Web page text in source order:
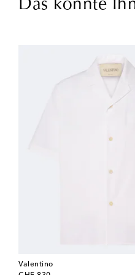
Das könnte
Valentino